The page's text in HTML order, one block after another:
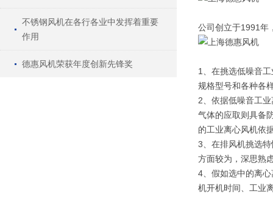
不锈钢风机在各行各业中发挥着重要
作用
德惠风机荣获年度创新先锋奖
公司创立于1991年
1、在挑选低噪音
规格型号和各种各
2、依据低噪音工
气体的应取则具备
的工业离心风机依
3、在排风机挑选
方面较为，深思熟
4、假如选中的离
机开机时间、工业